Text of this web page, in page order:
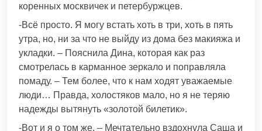
коренных москвичек и петербуржцев.
-Всё просто. Я могу встать хоть в три, хоть в пять
утра, но, ни за что не выйду из дома без макияжа и
укладки. – Пояснила Дина, которая как раз
смотрелась в карманное зеркало и поправляла
помаду. – Тем более, что к нам ходят уважаемые
люди… Правда, холостяков мало, но я не теряю
надежды вытянуть «золотой билетик».
-Вот и я о том же. – Мечтательно вздохнула Саша и